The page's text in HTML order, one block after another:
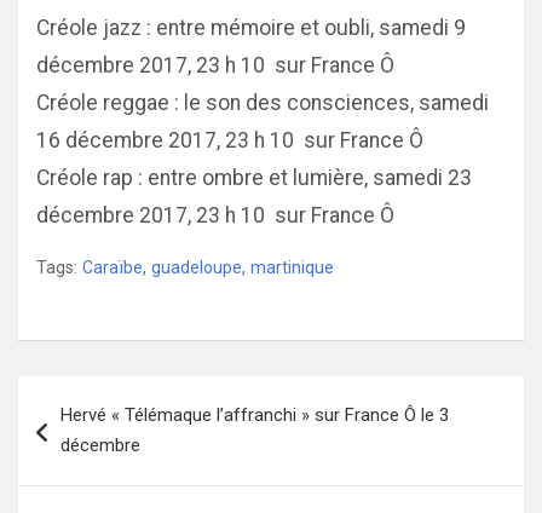
Créole jazz : entre mémoire et oubli, samedi 9
décembre 2017, 23 h 10 sur France Ô
Créole reggae : le son des consciences, samedi
16 décembre 2017, 23 h 10 sur France Ô
Créole rap : entre ombre et lumière, samedi 23
décembre 2017, 23 h 10 sur France Ô
Tags: Caraïbe, guadeloupe, martinique
de
Hervé « Télémaque l’affranchi » sur France Ô le 3
décembre